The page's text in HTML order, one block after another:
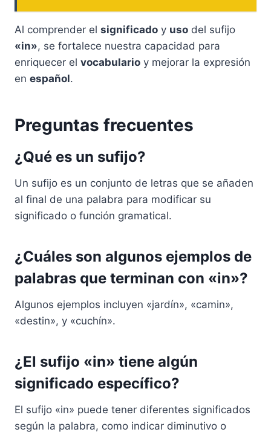
Al comprender el significado y uso del sufijo
«in», se fortalece nuestra capacidad para
enriquecer el vocabulario y mejorar la expresión
en español.
Preguntas frecuentes
¿Qué es un sufijo?
Un sufijo es un conjunto de letras que se añaden
al final de una palabra para modificar su
significado o función gramatical.
¿Cuáles son algunos ejemplos de
palabras que terminan con «in»?
Algunos ejemplos incluyen «jardín», «camin»,
«destin», y «cuchín».
¿El sufijo «in» tiene algún
significado específico?
El sufijo «in» puede tener diferentes significados
según la palabra, como indicar diminutivo o